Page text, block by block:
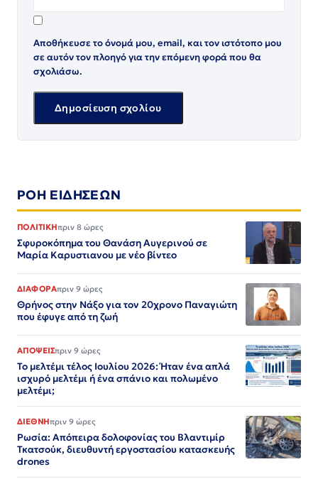
Αποθήκευσε το όνομά μου, email, και τον ιστότοπο μου
σε αυτόν τον πλοηγό για την επόμενη φορά που θα
σχολιάσω.
ΡΟΗ ΕΙΔΗΣΕΩΝ
ΠΟΛΙΤΙΚΗπριν 8 ώρες
Σφυροκόπημα του Θανάση Αυγερινού σε
Μαρία Καρυστιανου με νέο βίντεο
ΔΙΑΦΟΡΑπριν 9 ώρες
Θρήνος στην Νάξο για τον 20χρονο Παναγιώτη
που έφυγε από τη ζωή
ΑΠΟΨΕΙΣπριν 9 ώρες
Το μελτέμι τέλος Ιουλίου 2026: Ήταν ένα απλά
ισχυρό μελτέμι ή ένα σπάνιο και πολωμένο
μελτέμι;
ΔΙΕΘΝΗπριν 9 ώρες
Ρωσία: Απόπειρα δολοφονίας του Βλαντιμίρ
Τκατσούκ, διευθυντή εργοστασίου κατασκευής
drones